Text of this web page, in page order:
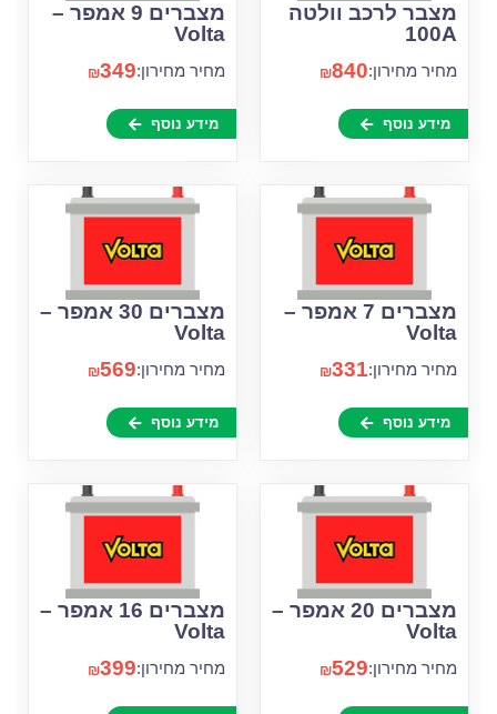
מצבר לרכב וולטה
100A
מחיר מחירון: ₪840
מידע נוסף
מצברים 9 אמפר –
Volta
מחיר מחירון: ₪349
מידע נוסף
מצברים 7 אמפר –
Volta
מחיר מחירון: ₪331
מידע נוסף
מצברים 30 אמפר –
Volta
מחיר מחירון: ₪569
מידע נוסף
מצברים 20 אמפר –
Volta
מחיר מחירון: ₪529
מצברים 16 אמפר –
Volta
מחיר מחירון: ₪399